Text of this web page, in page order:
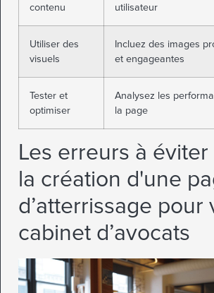
contenu
utilisateur
Utiliser des
visuels
Incluez des images
et engageantes
Tester et
optimiser
Analysez les
la page
Les erreurs à
la création d'une
d’atterrissage pour
cabinet d’avocats